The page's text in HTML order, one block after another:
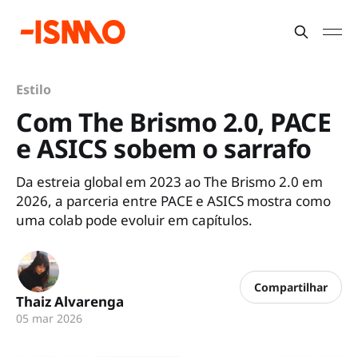
Estilo
Com The Brismo 2.0, PACE
e ASICS sobem o sarrafo
Da estreia global em 2023 ao The Brismo 2.0 em
2026, a parceria entre PACE e ASICS mostra como
uma colab pode evoluir em capítulos.
Thaiz Alvarenga
05 mar 2026
Compartilhar